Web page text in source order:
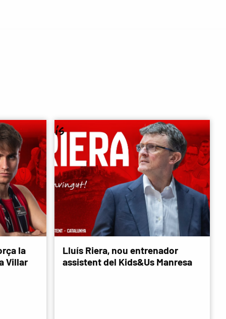
la
Villar
Lluís Riera, nou entrenador
assistent del Kids&Us Manresa